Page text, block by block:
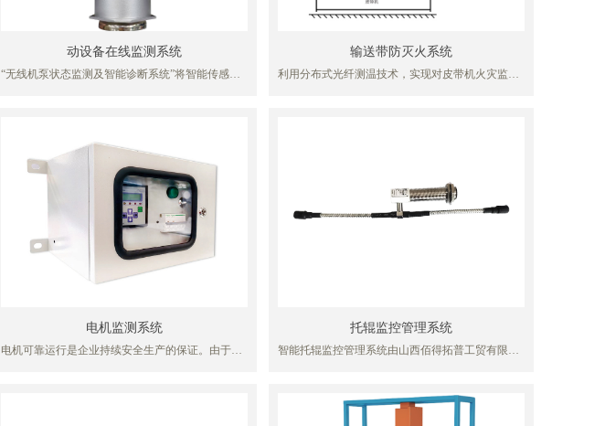
动设备在线监测系统
“无线机泵状态监测及智能诊断系统”将智能传感技
能诊断，能有效避免设备事故发生，大幅降低非计
划性停车，保障安全生产。
输送带防灭火系统
利用分布式光纤测温技术，实现对皮带机火灾监测
理，改善现有煤矿带式输送机安全运行条件，实现
煤矿带式输送机长期安全运行
（2）预测预报带式输送机火灾灾害事故，并对火灾
数据及时有效，避免了传统监测手段的复杂操作、
人为性及档案管理繁琐。
电机监测系统
电机可靠运行是企业持续安全生产的保证。由于电
托辊监控管理系统
智能托辊监控管理系统由山西佰得拓普工贸有限公
器，根据传感器监测的托辊的轴承温度和环境温度
差以及托辊的转速数据，实时监测托辊的运行情